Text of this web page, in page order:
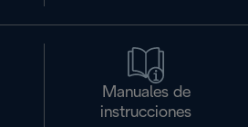
Manuales de
instrucciones